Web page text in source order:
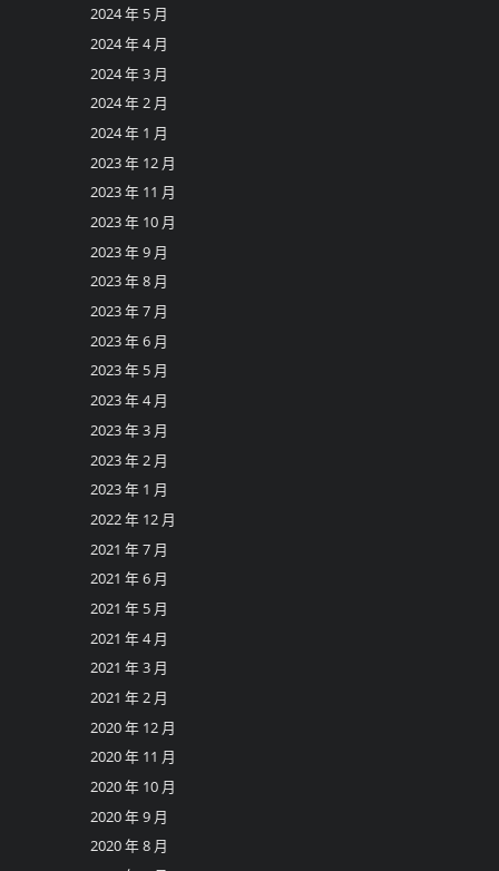
2024 年 5 月
2024 年 4 月
2024 年 3 月
2024 年 2 月
2024 年 1 月
2023 年 12 月
2023 年 11 月
2023 年 10 月
2023 年 9 月
2023 年 8 月
2023 年 7 月
2023 年 6 月
2023 年 5 月
2023 年 4 月
2023 年 3 月
2023 年 2 月
2023 年 1 月
2022 年 12 月
2021 年 7 月
2021 年 6 月
2021 年 5 月
2021 年 4 月
2021 年 3 月
2021 年 2 月
2020 年 12 月
2020 年 11 月
2020 年 10 月
2020 年 9 月
2020 年 8 月